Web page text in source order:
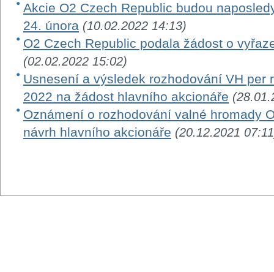
Akcie O2 Czech Republic budou
24. února (10.02.2022 14:13)
O2 Czech Republic podala žádost o
(02.02.2022 15:02)
Usnesení a výsledek rozhodování VH per
2022 na žádost hlavního akcionáře
Oznámení o rozhodování valné hromady
návrh hlavního akcionáře (20.12.2021